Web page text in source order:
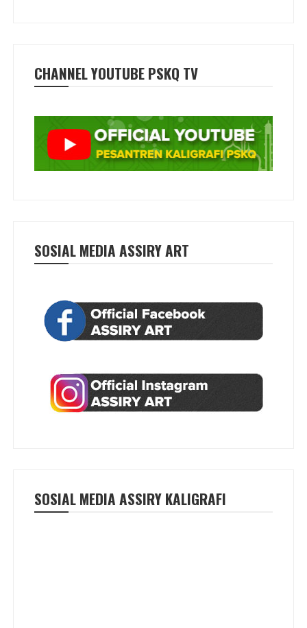
CHANNEL YOUTUBE PSKQ TV
SOSIAL MEDIA ASSIRY ART
SOSIAL MEDIA ASSIRY KALIGRAFI